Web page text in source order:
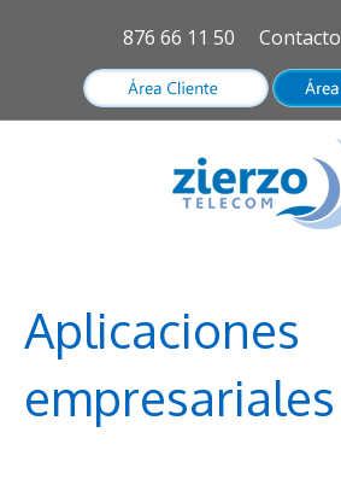
876 66 11 50 Contacto
Aplicaciones
empresariales